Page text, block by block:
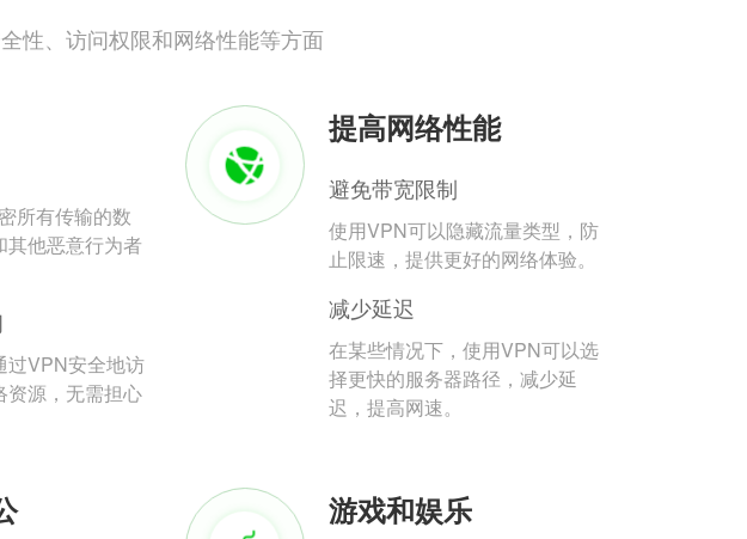
性、访问权限和网络性能等方面
所有传输的数
其他恶意行为者
过VPN安全地访
资源，无需担心
提高网络性能
避免带宽限制
使用VPN可以隐藏流量类型，防
止限速，提供更好的网络体验。
减少延迟
在某些情况下，使用VPN可以选
择更快的服务器路径，减少延
迟，提高网速。
游戏和娱乐